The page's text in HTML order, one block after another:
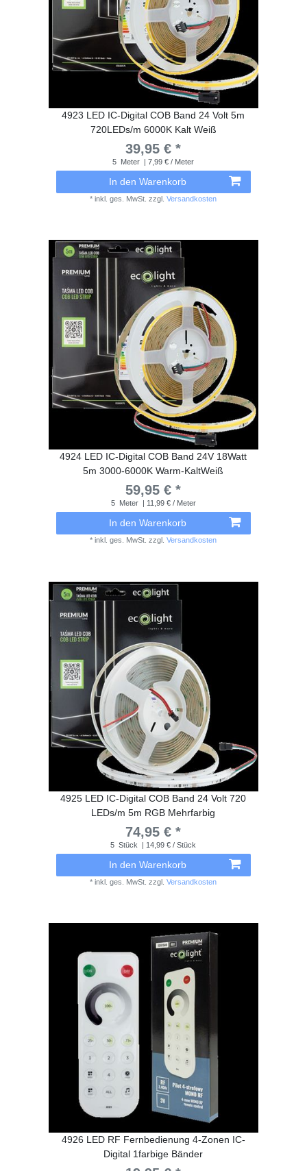
4923 LED IC-Digital COB Band 24 Volt 5m
720LEDs/m 6000K Kalt Weiß
39,95 € *
5 Meter | 7,99 € / Meter
In den Warenkorb
*inkl. ges. MwSt. zzgl.Versandkosten
4924 LED IC-Digital COB Band 24V 18Watt
5m 3000-6000K Warm-KaltWeiß
59,95 € *
5 Meter | 11,99 € / Meter
In den Warenkorb
*inkl. ges. MwSt. zzgl.Versandkosten
4925 LED IC-Digital COB Band 24 Volt 720
LEDs/m 5m RGB Mehrfarbig
74,95 € *
5 Stück | 14,99 € / Stück
In den Warenkorb
*inkl. ges. MwSt. zzgl.Versandkosten
4926 LED RF Fernbedienung 4-Zonen IC-
Digital 1farbige Bänder